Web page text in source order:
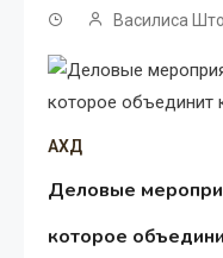
Василиса
АХД
Деловые
которое